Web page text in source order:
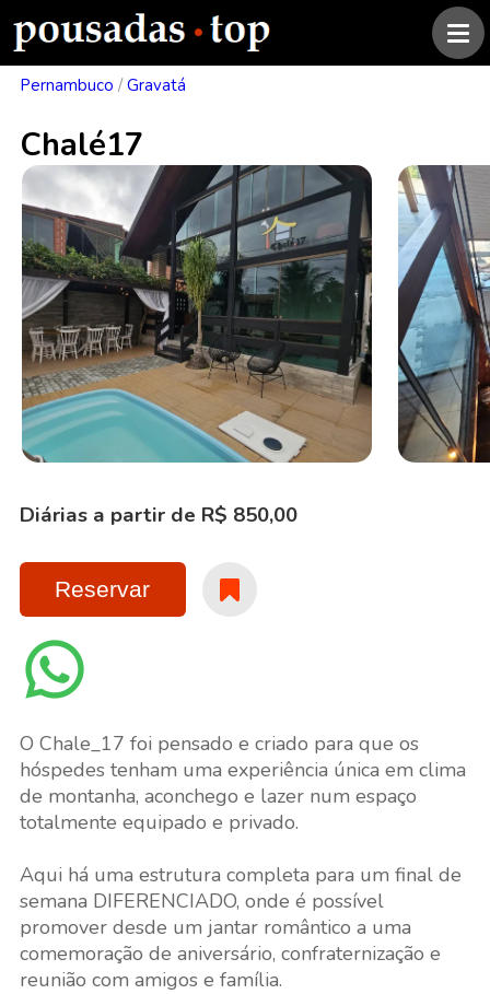
Pernambuco / Gravatá
Chalé17
Diárias a partir de R$ 850,00
Reservar
O Chale_17 foi pensado e criado para que os
hóspedes tenham uma experiência única em clima
de montanha, aconchego e lazer num espaço
totalmente equipado e privado.
Aqui há uma estrutura completa para um final de
semana DIFERENCIADO, onde é possível
promover desde um jantar romântico a uma
comemoração de aniversário, confraternização e
reunião com amigos e família.